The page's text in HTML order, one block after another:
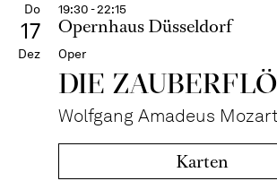
Do
17
Dez
19:30 - 22:15
Opernhaus Düsseldorf
Oper
DIE
Wolfgang Amadeus
Karten